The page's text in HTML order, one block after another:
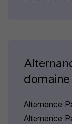
Alternance
Alternance